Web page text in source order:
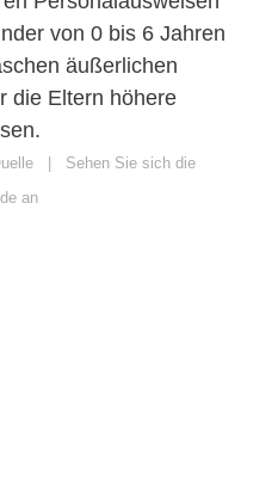
von 0 bis 6 Jahren
äußerlichen
die Eltern höhere
| Sehen Sie sich die
an